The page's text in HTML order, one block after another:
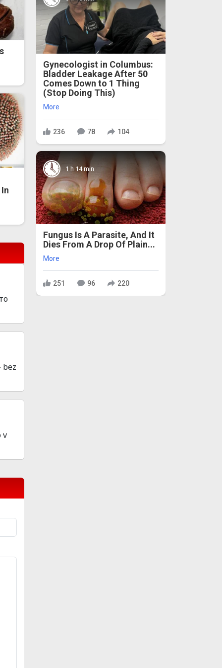
bez
v
Gynecologist in Columbus:
Bladder Leakage After 50
Comes Down to 1 Thing
(Stop Doing This)
More
236 78 104
1 h 14 min
Fungus Is A Parasite, And It
Dies From A Drop Of Plain...
More
251 96 220